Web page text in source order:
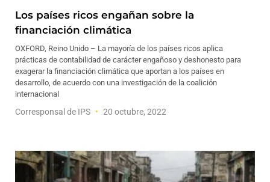
Los países ricos engañan sobre la
financiación climática
OXFORD, Reino Unido – La mayoría de los países ricos aplica
prácticas de contabilidad de carácter engañoso y deshonesto para
exagerar la financiación climática que aportan a los países en
desarrollo, de acuerdo con una investigación de la coalición
internacional
Corresponsal de IPS 20 octubre, 2022